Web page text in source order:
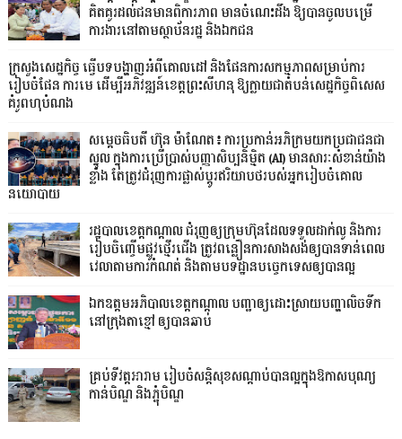
គិតគូរដល់ជនមានពិការភាព មានចំណេះដឹង ឱ្យបានចូលបម្រើ
ការងារនៅតាមស្ថាប័នរដ្ឋ និងឯកជន
ក្រសួងសេដ្ឋកិច្ច ធ្វើបទបង្ហាញអំពីគោលដៅ និងផែនការសកម្មភាពសម្រាប់ការ
រៀបចំផែន ការមេ ដើម្បីអភិវឌ្ឍន៍ខេត្តព្រះសីហនុ ឱ្យក្លាយជាតំបន់សេដ្ឋកិច្ចពិសេស
គំរូពហុបំណង
សម្តេចធិបតី ហ៊ុន ម៉ាណែត៖ ការប្រកាន់អភិក្រមយកប្រជាជនជា
ស្នូល ក្នុងការប្រើប្រាស់បញ្ញាសិប្បនិម្មិត (AI) មានសារៈសំខាន់យ៉ាង
ខ្លាំង តែត្រូវជំរុញការផ្លាស់ប្តូរឥរិយាបថរបស់អ្នករៀបចំគោល
នយោបាយ
រដ្ឋបាលខេត្តកណ្ដាល ជំរុញឲ្យក្រុមហ៊ុនដែលទទួលដាក់លូ និងការ
រៀបចិញ្ចើមផ្លូវថ្មើរជើង ត្រូវពន្លឿនការសាងសង់ឲ្យបានទាន់ពេល
វេលាតាមការកំណត់ និងតាមបទដ្ឋានបច្ចេកទេសឲ្យបានល្អ
ឯកឧត្តមអភិបាលខេត្តកណ្ដាល បញ្ជាឲ្យដោះស្រាយបញ្ហាលិចទឹក
នៅក្រុងតាខ្មៅ ឲ្យបានឆាប់
គ្រប់ទីវត្តអារាម រៀបចំសន្តិសុខសណ្តាប់បានល្អក្នុងឱកាសបុណ្យ
កាន់បិណ្ឌ និងភ្ជុំបិណ្ឌ